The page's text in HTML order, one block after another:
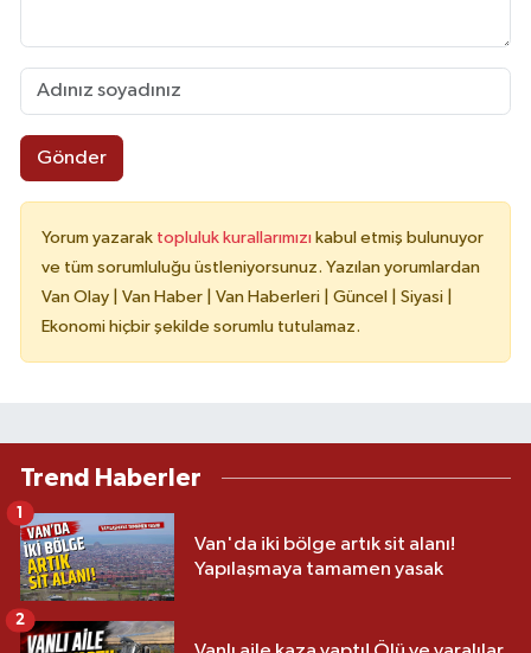
Gönder
Yorum yazarak topluluk kurallarımızı kabul etmiş bulunuyor
ve tüm sorumluluğu üstleniyorsunuz. Yazılan yorumlardan
Van Olay | Van Haber | Van Haberleri | Güncel | Siyasi |
Ekonomi hiçbir şekilde sorumlu tutulamaz.
Trend Haberler
Van'da iki bölge artık sit alanı!
Yapılaşmaya tamamen yasak
1
2